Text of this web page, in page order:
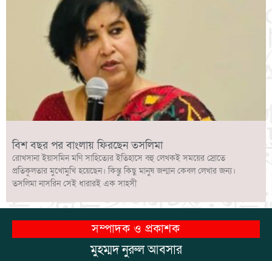
বিশ বছর পর বাংলায় ফিরছেন তসলিমা
রোখসানা ইয়াসমিন মণি সাহিত্যের ইতিহাসে বহু লেখকই সময়ের স্রোতে
প্রতিকূলতার মুখোমুখি হয়েছেন। কিন্তু কিছু মানুষ জন্মান কেবল লেখার জন্য।
তসলিমা নাসরিন সেই ধারারই এক সাহসী
সম্পাদক ও প্রকাশক
মুহম্মদ নুরুল আবসার